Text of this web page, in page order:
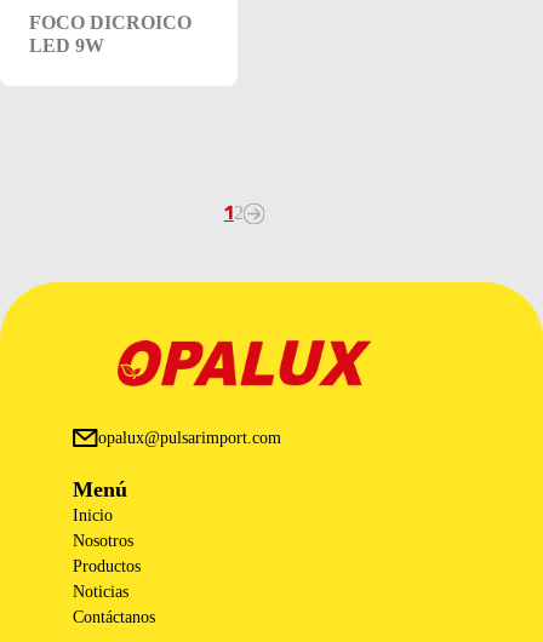
FOCO DICROICO
LED 9W
12
opalux@pulsarimport.com
Menú
Inicio
Nosotros
Productos
Noticias
Contáctanos